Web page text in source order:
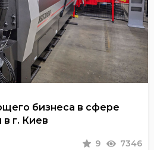
бизнеса в сфере
г. Киев
9 7346